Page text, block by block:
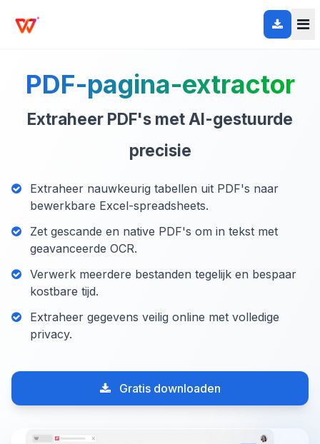
PDF-pagina-extractor
Extraheer PDF's met AI-gestuurde
precisie
Extraheer nauwkeurig tabellen uit PDF's naar
bewerkbare Excel-spreadsheets.
Zet gescande en native PDF's om in tekst met
geavanceerde OCR.
Verwerk meerdere bestanden tegelijk en bespaar
kostbare tijd.
Extraheer gegevens veilig online met volledige
privacy.
Gratis downloaden